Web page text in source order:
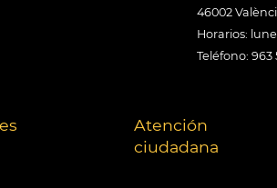
46002
Horarios:
Teléfono: 963
Atención
ciudadana